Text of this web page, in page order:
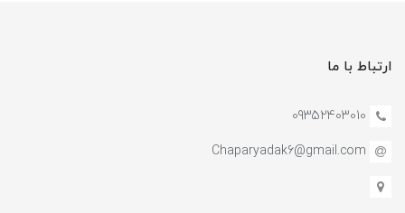
ارتباط با ما
09352403010
Chaparyadak6@gmail.com